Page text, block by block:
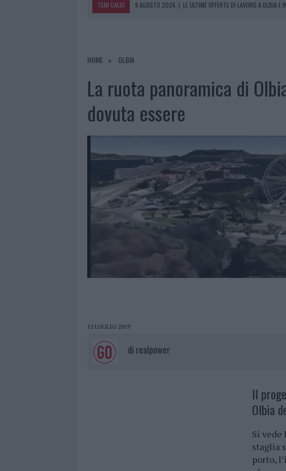
TEMI CALDI 9 AGOSTO 2026 | LE ULTIME OFFERTE DI LAVORO A OLBIA E
9 AGOSTO 2026
HOME OLBIA
La ruota panoramica di
dovuta essere
15 LUGLIO 2019
di realpower
Il
Olbia
Si vede
staglia
porto,